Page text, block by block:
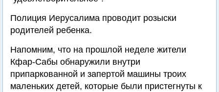
Полиция Иерусалима проводит розыски
родителей ребенка.
Напомним, что на прошлой неделе жители
Кфар-Сабы обнаружили внутри
припаркованной и запертой машины троих
маленьких детей, которые были пристегнуты к